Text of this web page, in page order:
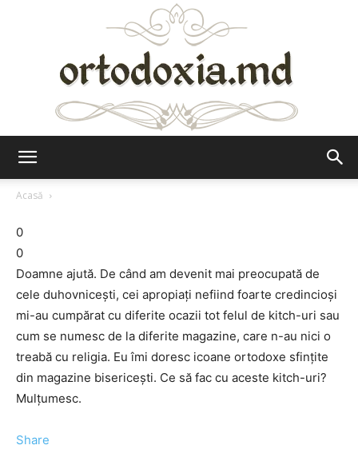
Acasă
0
0
Doamne ajută. De când am devenit mai preocupată de
cele duhovniceşti, cei apropiaţi nefiind foarte credincioşi
mi-au cumpărat cu diferite ocazii tot felul de kitch-uri sau
cum se numesc de la diferite magazine, care n-au nici o
treabă cu religia. Eu îmi doresc icoane ortodoxe sfinţite
din magazine bisericeşti. Ce să fac cu aceste kitch-uri?
Mulţumesc.
Share